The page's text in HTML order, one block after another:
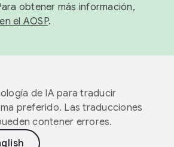
obtener más información,
el AOSP.
de IA para traducir
preferido. Las traducciones
contener errores.